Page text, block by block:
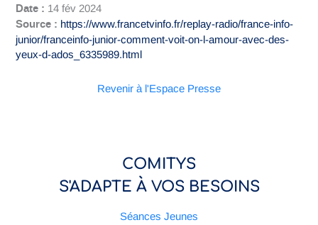
Date : 14 fév 2024
Source : https://www.francetvinfo.fr/replay-radio/france-info-
junior/franceinfo-junior-comment-voit-on-l-amour-avec-des-
yeux-d-ados_6335989.html
Revenir à l'Espace Presse
COMITYS
S'ADAPTE À VOS BESOINS
Séances Jeunes